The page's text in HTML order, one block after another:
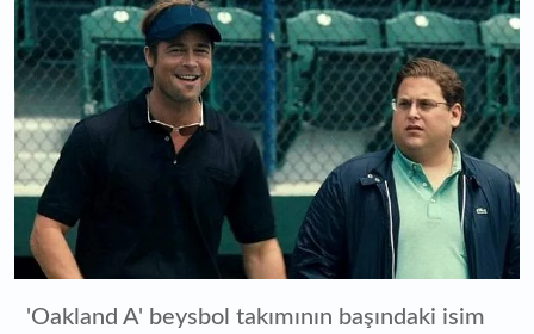
'Oakland A' beysbol takımının başındaki isim